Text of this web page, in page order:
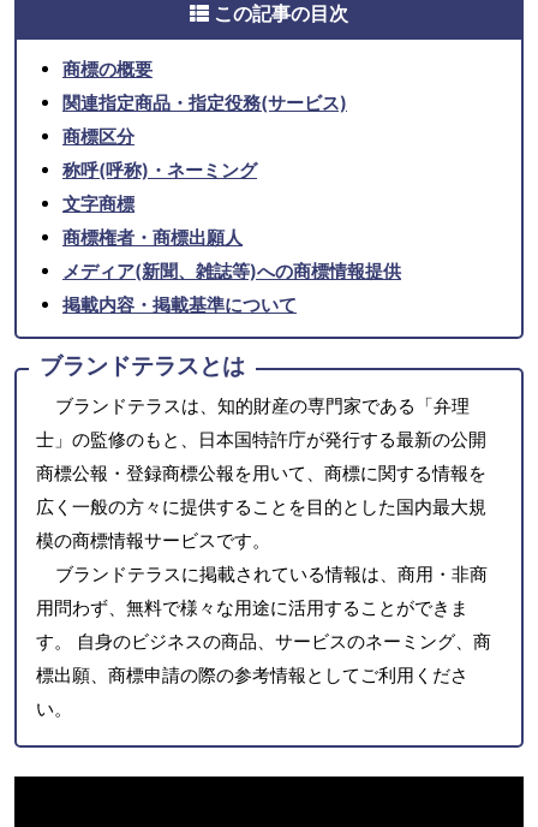
この記事の目次
商標の概要
関連指定商品・指定役務(サービス)
商標区分
称呼(呼称)・ネーミング
文字商標
商標権者・商標出願人
メディア(新聞、雑誌等)への商標情報提供
掲載内容・掲載基準について
ブランドテラスとは
ブランドテラスは、知的財産の専門家である「弁理
士」の監修のもと、日本国特許庁が発行する最新の公開
商標公報・登録商標公報を用いて、商標に関する情報を
広く一般の方々に提供することを目的とした国内最大規
模の商標情報サービスです。
ブランドテラスに掲載されている情報は、商用・非商
用問わず、無料で様々な用途に活用することができま
す。 自身のビジネスの商品、サービスのネーミング、商
標出願、商標申請の際の参考情報としてご利用くださ
い。